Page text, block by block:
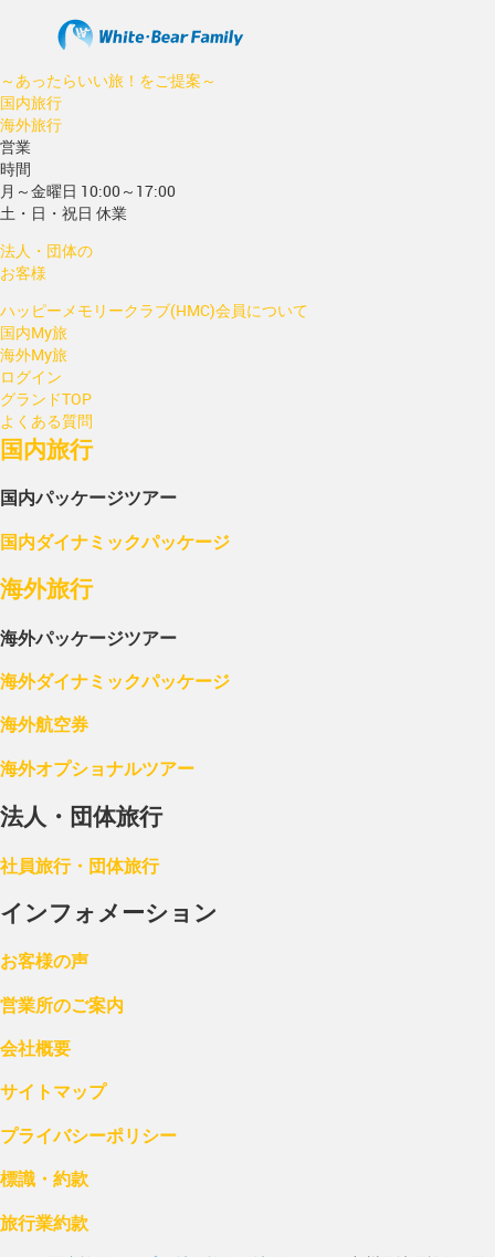
～あったらいい旅！をご提案～
国内旅行
海外旅行
営業
時間
月～金曜日 10:00～17:00
土・日・祝日 休業
法人・団体の
お客様
ハッピーメモリークラブ(HMC)会員について
国内My旅
海外My旅
ログイン
グランドTOP
よくある質問
国内旅行
国内パッケージツアー
国内ダイナミックパッケージ
海外旅行
海外パッケージツアー
海外ダイナミックパッケージ
海外航空券
海外オプショナルツアー
法人・団体旅行
社員旅行・団体旅行
インフォメーション
お客様の声
営業所のご案内
会社概要
サイトマップ
プライバシーポリシー
標識・約款
旅行業約款